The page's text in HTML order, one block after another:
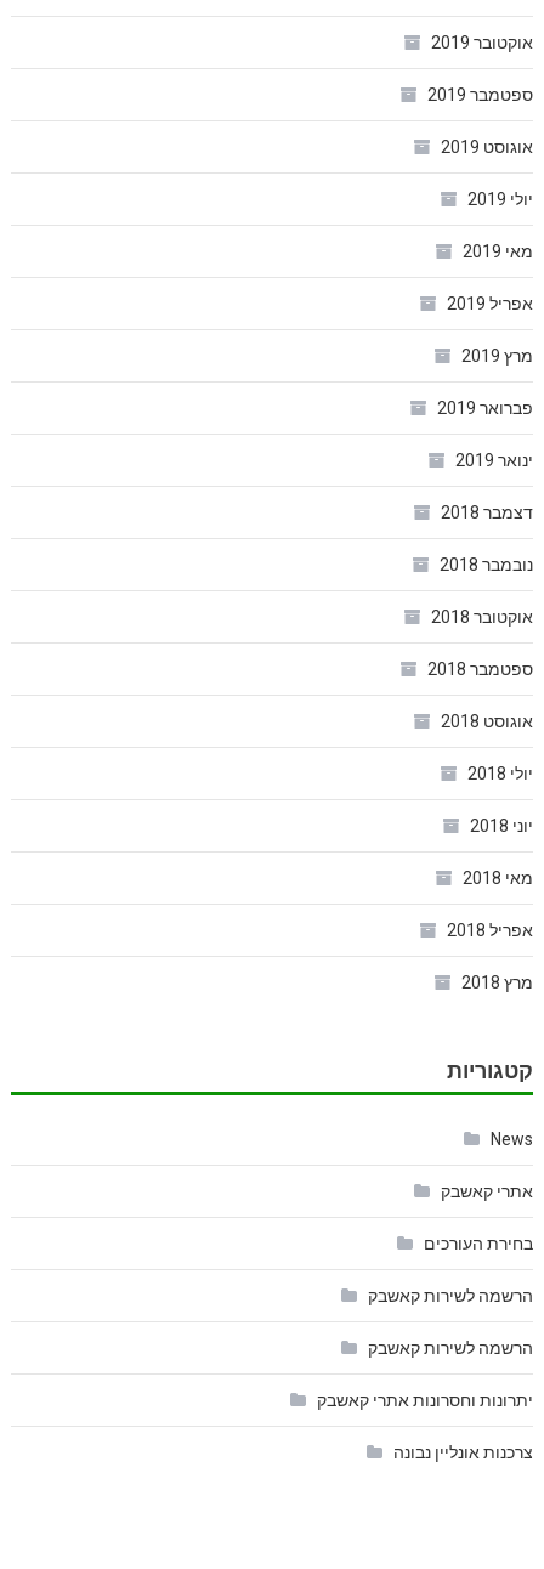
אוקטובר 2019
ספטמבר 2019
אוגוסט 2019
יולי 2019
מאי 2019
אפריל 2019
מרץ 2019
פברואר 2019
ינואר 2019
דצמבר 2018
נובמבר 2018
אוקטובר 2018
ספטמבר 2018
אוגוסט 2018
יולי 2018
יוני 2018
מאי 2018
אפריל 2018
מרץ 2018
קטגוריות
News
אתרי קאשבק
בחירת העורכים
הרשמה לשירות קאשבק
הרשמה לשירות קאשבק
יתרונות וחסרונות אתרי קאשבק
צרכנות אונליין נבונה